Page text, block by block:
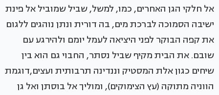
אל חלקי הגן האחרים, כמו, למשל, שביל שמוביל אל פינת
ישיבה הסמוכה לברכת מים, בה דורית ונתן נוהגים ללגום
את קפה הבוקר לפני היציאה לעמל יומם ולהירגע עם
שובם. את הבית מקיף שביל נסתר, החבוי גם הוא בין
שיחים כגון אלת המסטיק וננדינה תרבותית ועצים,דוגמת
הווניה מתוקה (עץ הצימוקים), ומוליך אל בוסתן ואל גן